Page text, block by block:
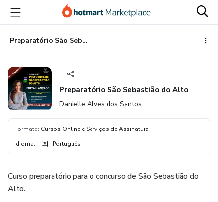
para
conteúdo
principal
para
pagamento
para
rodapé
Preparatório São Sebastião do Alto
Preparatório São Sebastião do Alto
Danielle Alves dos Santos
Formato: Cursos Online e Serviços de Assinatura
Idioma: Português
Curso preparatório para o concurso de São Sebastião do
Alto.